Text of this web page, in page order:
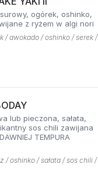
ogórek, oshinko,
z ryżem w algi nori
/ awokado / oshinko / serek /
lub pieczona, sałata,
sos chili zawijana
TEMPURA
/ oshinko / sałata / sos chili /